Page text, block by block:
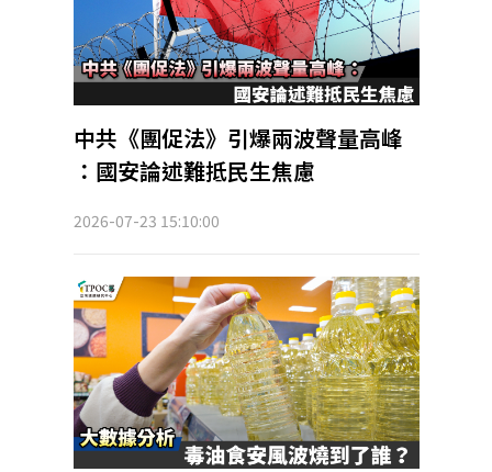
中共《團促法》引爆兩波聲量高峰
：國安論述難抵民生焦慮
2026-07-23 15:10:00